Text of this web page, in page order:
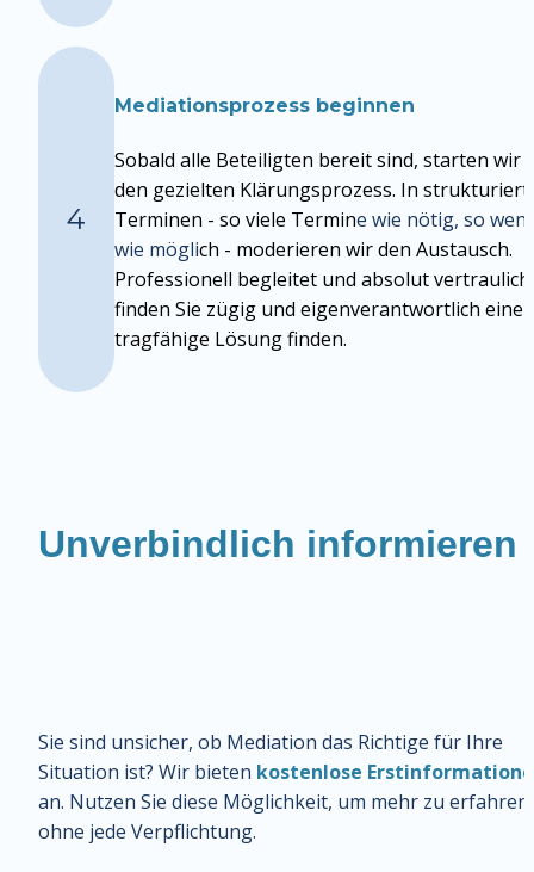
4
Mediationsprozess beginnen
Sobald alle Beteiligten bereit sind, starten wir
den gezielten Klärungsprozess. In
Terminen - so viele Termine wie nötig, so
wie möglich - moderieren wir den Austausch.
Professionell begleitet und absolut vertraulich
finden Sie zügig und eigenverantwortlich eine
tragfähige Lösung finden.
Unverbindlich informieren
Sie sind unsicher, ob Mediation das Richtige für Ihre
Situation ist? Wir bieten kostenlose
an. Nutzen Sie diese Möglichkeit, um mehr zu erfahren
ohne jede Verpflichtung.